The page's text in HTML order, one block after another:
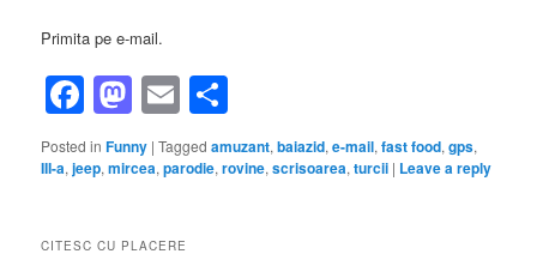
Primita pe e-mail.
Facebook
Mastodon
Email
Posted in Funny |Tagged amuzant,baiazid,e-mail,fast food,gps,
III-a,jeep,mircea,parodie,rovine,scrisoarea,turcii | Leave a reply
CITESC CU PLACERE